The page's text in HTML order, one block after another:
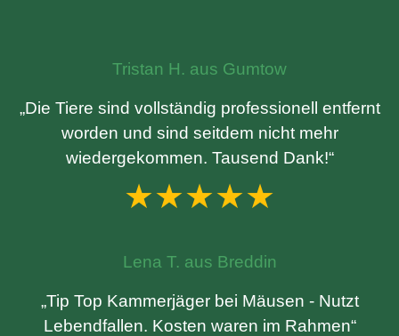
Tristan H. aus Gumtow
„Die Tiere sind vollständig professionell entfernt
worden und sind seitdem nicht mehr
wiedergekommen. Tausend Dank!“
★★★★★
Lena T. aus Breddin
„Tip Top Kammerjäger bei Mäusen - Nutzt
Lebendfallen. Kosten waren im Rahmen“